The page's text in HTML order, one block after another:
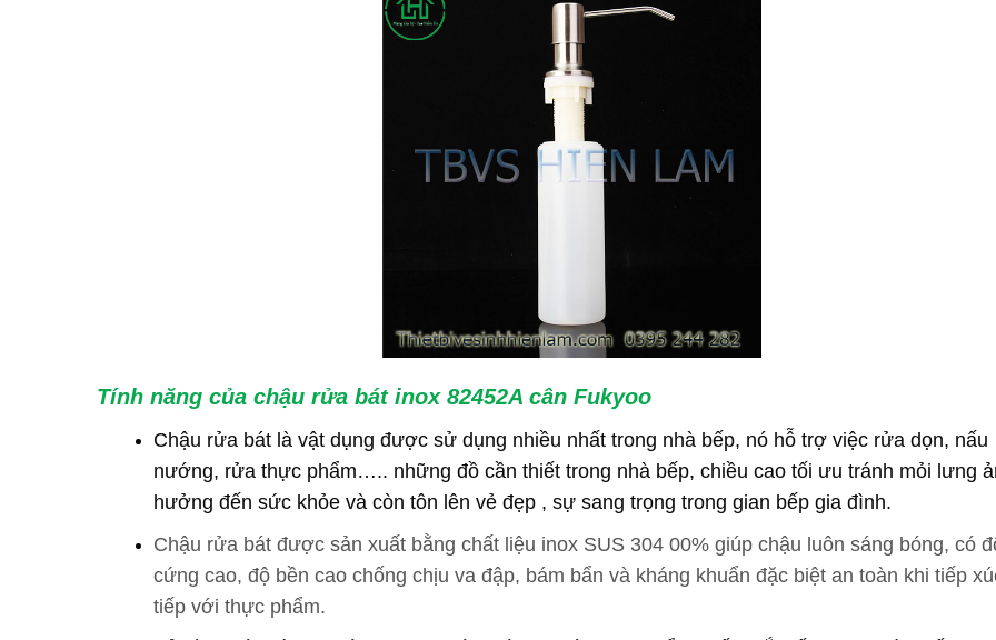
Tính năng của chậu rửa bát inox 82452A cân Fukyoo
Chậu rửa bát là vật dụng được sử dụng nhiều nhất trong nhà bếp, nó hỗ trợ việc rửa dọn, nấu
nướng, rửa thực phẩm….. những đồ cần thiết trong nhà bếp, chiều cao tối ưu tránh mỏi lưng
hưởng đến sức khỏe và còn tôn lên vẻ đẹp , sự sang trọng trong gian bếp gia đình.
Chậu rửa bát được sản xuất bằng chất liệu inox SUS 304 00% giúp chậu luôn sáng bóng, có
cứng cao, độ bền cao chống chịu va đập, bám bẩn và kháng khuẩn đặc biệt an toàn khi tiếp
tiếp với thực phẩm.